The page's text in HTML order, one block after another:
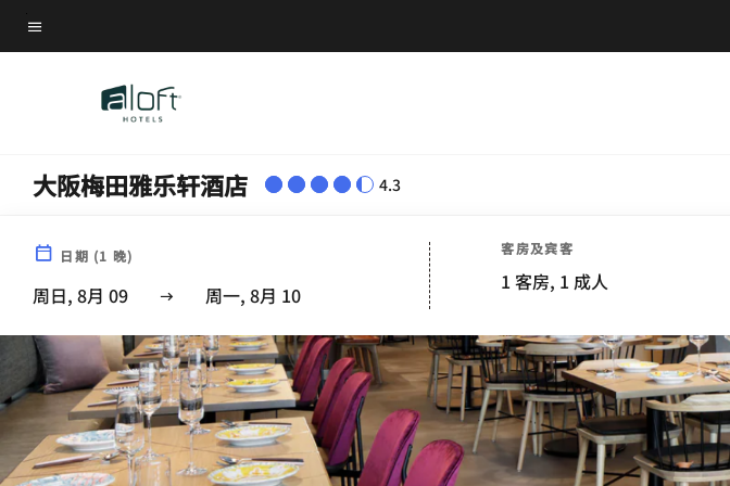
Skip
to菜单文本
大阪梅田雅乐轩酒店 4.3
日期 (1 晚)
周日, 8月 09 周一, 8月 10
客房及宾客
1 客房, 1 成人